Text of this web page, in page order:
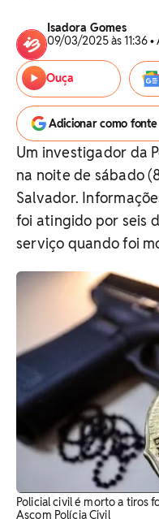
Isadora Gomes
09/03/2025 às 11:36
Ouça
Adicionar como
Um investigador da
na noite de sábado
Salvador.
foi atingido por seis
serviço quando foi
Policial civil é morto a tiros
Ascom Polícia Civil